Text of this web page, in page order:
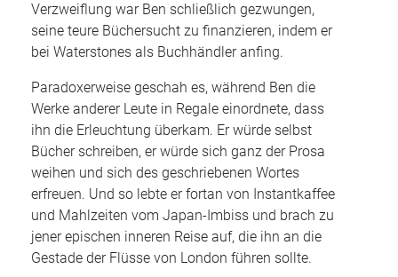
Verzweiflung war Ben schließlich gezwungen,
seine teure Büchersucht zu finanzieren, indem er
bei Waterstones als Buchhändler anfing.
Paradoxerweise geschah es, während Ben die
Werke anderer Leute in Regale einordnete, dass
ihn die Erleuchtung überkam. Er würde selbst
Bücher schreiben, er würde sich ganz der Prosa
weihen und sich des geschriebenen Wortes
erfreuen. Und so lebte er fortan von Instantkaffee
und Mahlzeiten vom Japan-Imbiss und brach zu
jener epischen inneren Reise auf, die ihn an die
Gestade der Flüsse von London führen sollte.